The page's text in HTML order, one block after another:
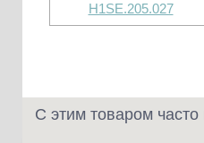
H1SE.205.027
С этим товаром часто